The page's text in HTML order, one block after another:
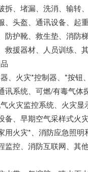
拆、堵漏、洗消、输转、
、头盔、通讯设备、起
防护靴、救生垫、消防
救援器材、人员训练、
、火灾*控制器、*按钮
讯系统、可燃/有毒气体
火灾监控系统、火灾显
备、早期空气采样式火
用火灾*、消防应急照明
监控、消防互联网、其